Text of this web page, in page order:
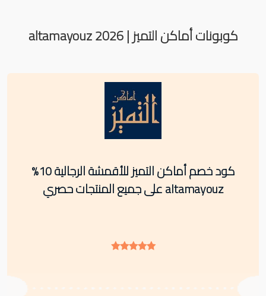
كوبونات أماكن التميز | altamayouz 2026
كود خصم أماكن التميز للأقمشة الرجالية 10%
altamayouz على جميع المنتجات حصري